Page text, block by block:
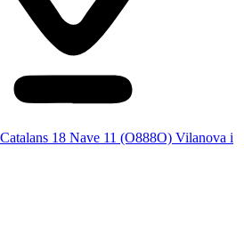
18 Nave 11 (O888O) Vilanova i